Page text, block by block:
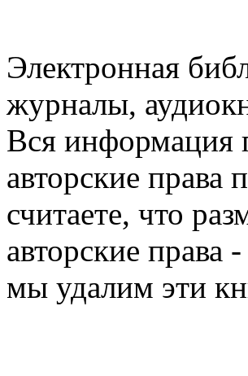
Электронная
журналы,
Вся информация
авторские права
считаете, что
авторские права
мы удалим эти